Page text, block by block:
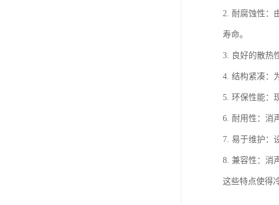
2. 耐腐蚀性：
寿命。
3. 良好的散热
4. 结构紧凑：
5. 环保性能：
6. 耐用性：消
7. 易于维护：
8. 兼容性：消
这些特点使得